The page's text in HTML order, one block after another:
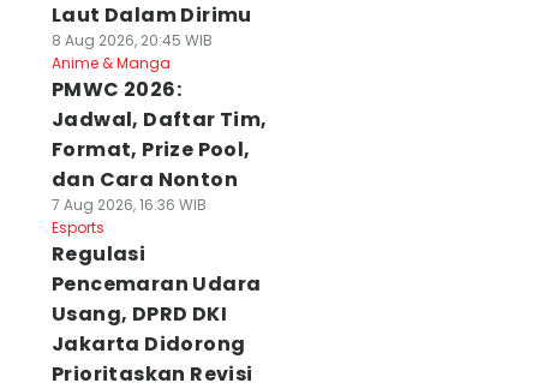
Laut Dalam Dirimu
8 Aug 2026, 20:45 WIB
Anime & Manga
PMWC 2026:
Jadwal, Daftar Tim,
Format, Prize Pool,
dan Cara Nonton
7 Aug 2026, 16:36 WIB
Esports
Regulasi
Pencemaran Udara
Usang, DPRD DKI
Jakarta Didorong
Prioritaskan Revisi